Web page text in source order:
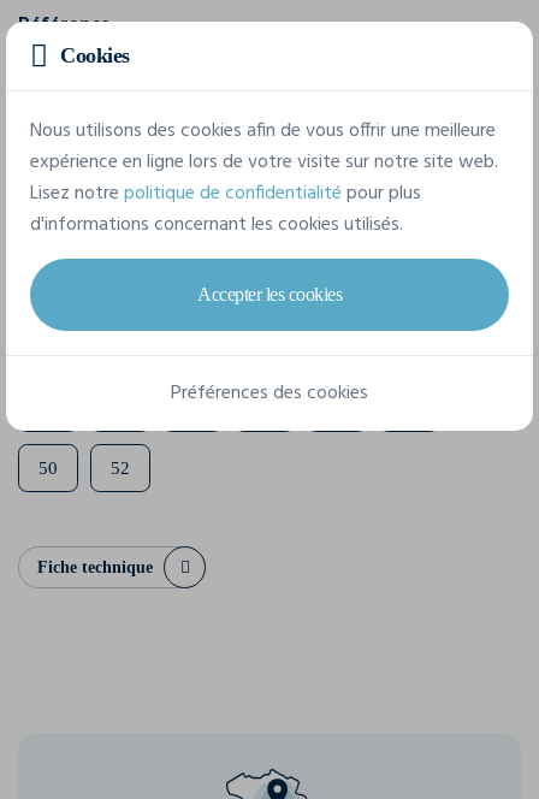
Référence
01659
190 g/m²
Composition
100% coton
8 tailles disponibles
50 52
Fiche technique
Cookies
Nous utilisons des cookies afin de vous offrir une meilleure
expérience en ligne lors de votre visite sur notre site web.
Lisez notrepolitique de confidentialitépour plus
d'informations concernant les cookies utilisés.
Accepter les cookies
Préférences des cookies